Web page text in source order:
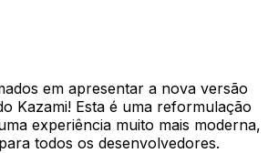
em apresentar a nova versão
Kazami! Esta é uma reformulação
experiência muito mais moderna,
todos os desenvolvedores.